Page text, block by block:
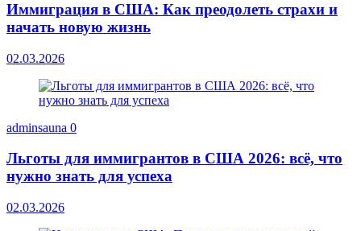
Иммиграция в США: Как преодолеть страхи и
начать новую жизнь
02.03.2026
adminsauna 0
Льготы для иммигрантов в США 2026: всё, что
нужно знать для успеха
02.03.2026